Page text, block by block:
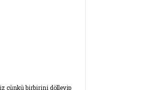
çünkü birbirini dölleyip